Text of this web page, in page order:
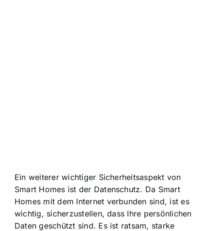
Ein weiterer wichtiger Sicherheitsaspekt von
Smart Homes ist der Datenschutz. Da Smart
Homes mit dem Internet verbunden sind, ist es
wichtig, sicherzustellen, dass Ihre persönlichen
Daten geschützt sind. Es ist ratsam, starke